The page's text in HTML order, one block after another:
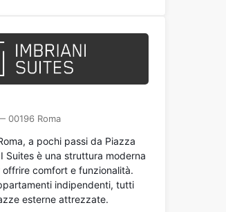
00196 Roma
a pochi passi da Piazza
Suites è una struttura moderna
comfort e funzionalità.
indipendenti, tutti
esterne attrezzate.